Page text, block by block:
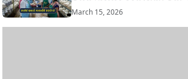
March 15, 2026